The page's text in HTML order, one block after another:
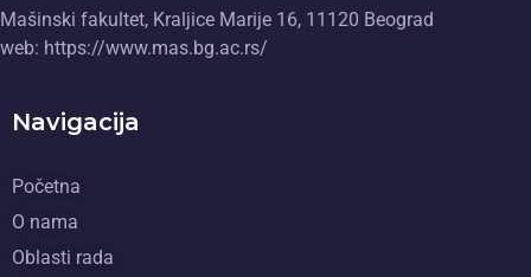
Mašinski fakultet, Kraljice Marije 16, 11120 Beograd
web: https://www.mas.bg.ac.rs/
Navigacija
Početna
O nama
Oblasti rada